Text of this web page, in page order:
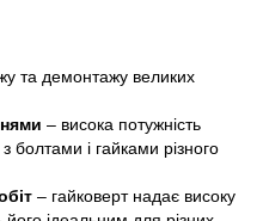
та демонтажу великих
– висока потужність
болтами і гайками різного
– гайковерт надає високу